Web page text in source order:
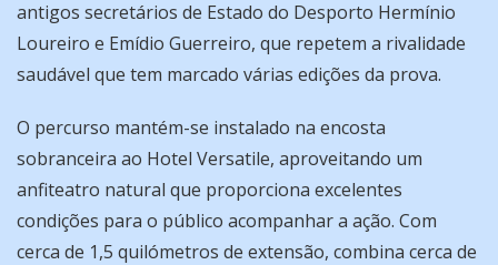
antigos secretários de Estado do Desporto Hermínio
Loureiro e Emídio Guerreiro, que repetem a rivalidade
saudável que tem marcado várias edições da prova.
O percurso mantém-se instalado na encosta
sobranceira ao Hotel Versatile, aproveitando um
anfiteatro natural que proporciona excelentes
condições para o público acompanhar a ação. Com
cerca de 1,5 quilómetros de extensão, combina cerca de